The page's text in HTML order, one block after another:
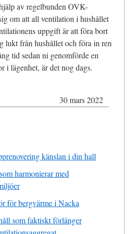
av regelbunden OVK-
om att all ventilation i hushållet
uppgift är att föra bort
lukt från hushållet och föra in ren
tid sedan ni genomförde en
lägenhet, är det nog dags.
30 mars 2022
känslan i din hall
harmonierar med
för bergvärme i Nacka
som faktiskt förlänger